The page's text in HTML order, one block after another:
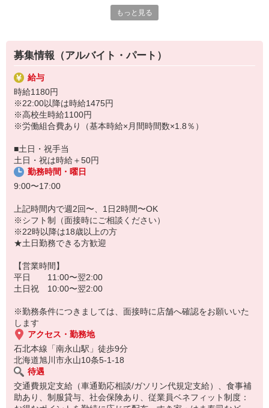
ご応募お待ちしています。
す。
はじめは、先輩が丁寧に指導します。
レジ業務も教えていきます。
もっと見る
募集情報（アルバイト・パート）
給与
時給1180円
※22:00以降は時給1475円
※高校生時給1100円
※労働組合費あり（基本時給×月間時間数×1.8％）
■土日・祝手当
土日・祝は時給＋50円
勤務時間・曜日
9:00〜17:00
上記時間内で週2回〜、1日2時間〜OK
※シフト制（面接時にご相談ください）
※22時以降は18歳以上の方
★土日勤務できる方歓迎
【営業時間】
平日 11:00〜翌2:00
土日祝 10:00〜翌2:00
※勤務条件につきましては、面接時に店舗へ確認をお願いいた
します
アクセス・勤務地
石北本線「南永山駅」徒歩9分
北海道旭川市永山10条5-1-18
待遇
交通費規定支給（車通勤応相談/ガソリン代規定支給）、食事補
助あり、制服貸与、社会保険あり、従業員ベネフィット制度：